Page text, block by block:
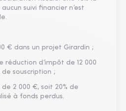
suivi financier n’est
€ dans un projet Girardin ;
réduction d’impôt de 12 000
souscription ;
2 000 €, soit 20% de
à fonds perdus.